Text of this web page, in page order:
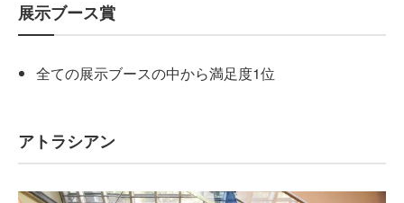
展示ブース賞
全ての展示ブースの中から満足度1位
アトラシアン